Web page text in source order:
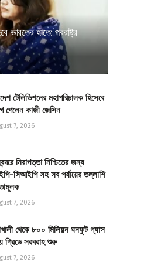
ভারতের হাতে: পররাষ্ট্র
টেলিভিশনের মহাপরিচালক হিসেবে
পেলেন কাজী জেসিন
7, 2026
নিরাপত্তা নিশ্চিতের জন্য
সিআইপি সহ সব পর্যায়ের তল্লাশি
7, 2026
থেকে ৮০০ মিলিয়ন ঘনফুট গ্যাস
গ্রিডে সরবরাহ শুরু
7, 2026